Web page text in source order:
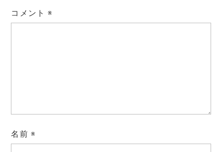
コメント※
名前 ※